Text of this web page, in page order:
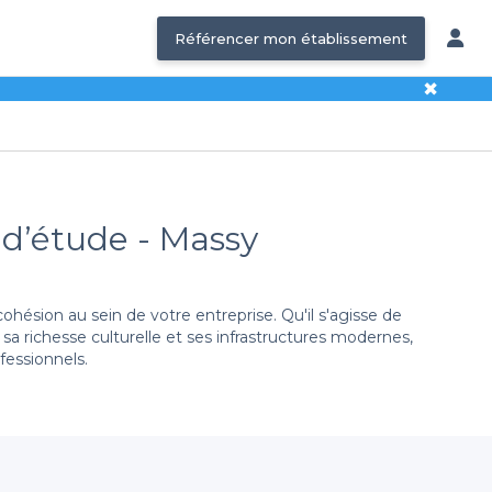
Référencer mon établissement
✖
- Massy
au sein de votre entreprise. Qu'il s'agisse de
richesse culturelle et ses infrastructures modernes,
l'accès à une
trouverez forcément l'endroit qui correspond à vos